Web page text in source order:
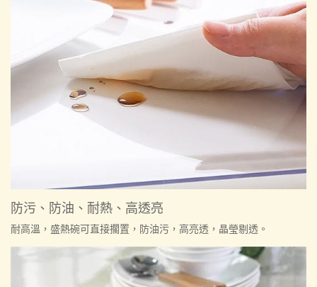
防污、防油、耐熱、高透亮
耐高溫，盛熱碗可直接擱置，防油污，高亮透，晶瑩剔透。